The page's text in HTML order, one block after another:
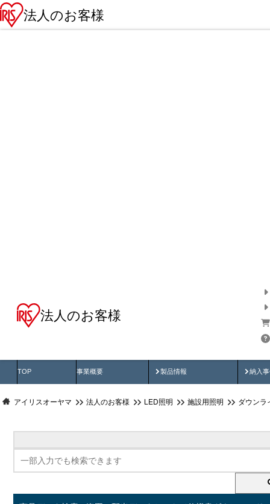
法人のお客様
法人のお客様
TOP 事業概要 製品情報
製品動画 納入
納
アイリスオーヤマ 法人のお客様 LED照明 施設用照明 ダウンラ